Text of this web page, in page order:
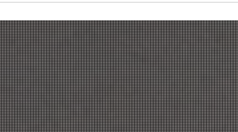
principais mudanças para